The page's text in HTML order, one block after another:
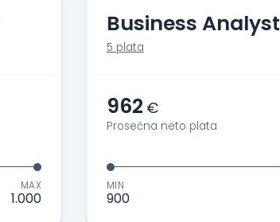
MAX
1.000
Business Analyst
5 plata
962 €
Prosečna neto plata
MIN
900